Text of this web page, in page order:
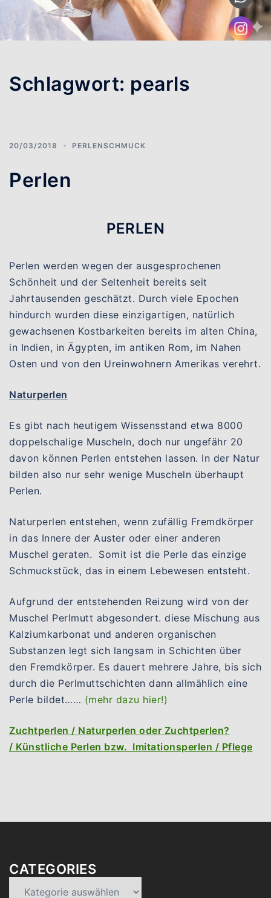
Schlagwort: pearls
20/03/2018 PERLENSCHMUCK
Perlen
PERLEN
Perlen werden wegen der ausgesprochenen
Schönheit und der Seltenheit bereits seit
Jahrtausenden geschätzt. Durch viele Epochen
hindurch wurden diese einzigartigen, natürlich
gewachsenen Kostbarkeiten bereits im alten China,
in Indien, in Ägypten, im antiken Rom, im Nahen
Osten und von den Ureinwohnern Amerikas verehrt.
Naturperlen
Es gibt nach heutigem Wissensstand etwa 8000
doppelschalige Muscheln, doch nur ungefähr 20
davon können Perlen entstehen lassen. In der Natur
bilden also nur sehr wenige Muscheln überhaupt
Perlen.
Naturperlen entstehen, wenn zufällig Fremdkörper
in das Innere der Auster oder einer anderen
Muschel geraten. Somit ist die Perle das einzige
Schmuckstück, das in einem Lebewesen entsteht.
Aufgrund der entstehenden Reizung wird von der
Muschel Perlmutt abgesondert. diese Mischung aus
Kalziumkarbonat und anderen organischen
Substanzen legt sich langsam in Schichten über
den Fremdkörper. Es dauert mehrere Jahre, bis sich
durch die Perlmuttschichten dann allmählich eine
Perle bildet…… (mehr dazu hier!)
Zuchtperlen / Naturperlen oder Zuchtperlen?
/ Künstliche Perlen bzw. Imitationsperlen / Pflege
CATEGORIES